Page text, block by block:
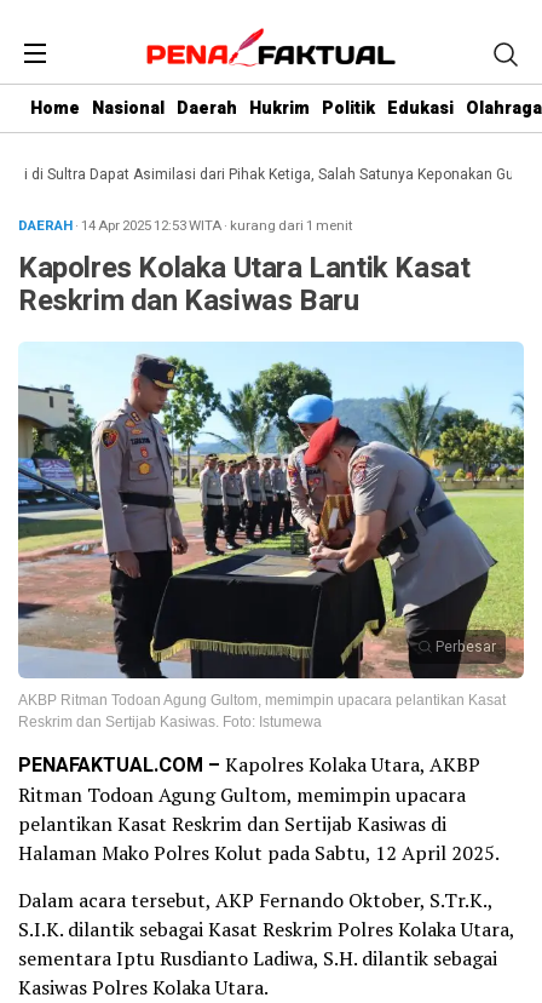
Home Nasional Daerah Hukrim Politik Edukasi Olahraga
Dapat Asimilasi dari Pihak Ketiga, Salah Satunya Keponakan Gubernur
DAERAH· 14 Apr 202512:53WITA· kurang dari 1 menit
Kapolres Kolaka Utara Lantik Kasat
Reskrim dan Kasiwas Baru
Perbesar
AKBP Ritman Todoan Agung Gultom, memimpin upacara pelantikan Kasat
Reskrim dan Sertijab Kasiwas. Foto: Istumewa
PENAFAKTUAL.COM – Kapolres Kolaka Utara, AKBP
Ritman Todoan Agung Gultom, memimpin upacara
pelantikan Kasat Reskrim dan Sertijab Kasiwas di
Halaman Mako Polres Kolut pada Sabtu, 12 April 2025.
Dalam acara tersebut, AKP Fernando Oktober, S.Tr.K.,
S.I.K. dilantik sebagai Kasat Reskrim Polres Kolaka Utara,
sementara Iptu Rusdianto Ladiwa, S.H. dilantik sebagai
Kasiwas Polres Kolaka Utara.